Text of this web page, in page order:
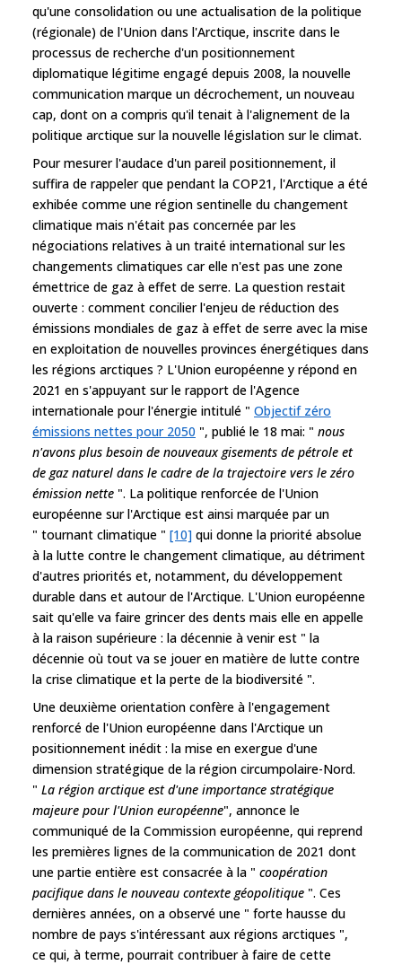
qu'une consolidation ou une actualisation de la politique
(régionale) de l'Union dans l'Arctique, inscrite dans le
processus de recherche d'un positionnement
diplomatique légitime engagé depuis 2008, la nouvelle
communication marque un décrochement, un nouveau
cap, dont on a compris qu'il tenait à l'alignement de la
politique arctique sur la nouvelle législation sur le climat.
Pour mesurer l'audace d'un pareil positionnement, il
suffira de rappeler que pendant la COP21, l'Arctique a été
exhibée comme une région sentinelle du changement
climatique mais n'était pas concernée par les
négociations relatives à un traité international sur les
changements climatiques car elle n'est pas une zone
émettrice de gaz à effet de serre. La question restait
ouverte : comment concilier l'enjeu de réduction des
émissions mondiales de gaz à effet de serre avec la mise
en exploitation de nouvelles provinces énergétiques dans
les régions arctiques ? L'Union européenne y répond en
2021 en s'appuyant sur le rapport de l'Agence
internationale pour l'énergie intitulé " Objectif zéro
émissions nettes pour 2050 ", publié le 18 mai: " nous
n'avons plus besoin de nouveaux gisements de pétrole et
de gaz naturel dans le cadre de la trajectoire vers le zéro
émission nette ". La politique renforcée de l'Union
européenne sur l'Arctique est ainsi marquée par un
" tournant climatique " [10] qui donne la priorité absolue
à la lutte contre le changement climatique, au détriment
d'autres priorités et, notamment, du développement
durable dans et autour de l'Arctique. L'Union européenne
sait qu'elle va faire grincer des dents mais elle en appelle
à la raison supérieure : la décennie à venir est " la
décennie où tout va se jouer en matière de lutte contre
la crise climatique et la perte de la biodiversité ".
Une deuxième orientation confère à l'engagement
renforcé de l'Union européenne dans l'Arctique un
positionnement inédit : la mise en exergue d'une
dimension stratégique de la région circumpolaire-Nord.
" La région arctique est d'une importance stratégique
majeure pour l'Union européenne", annonce le
communiqué de la Commission européenne, qui reprend
les premières lignes de la communication de 2021 dont
une partie entière est consacrée à la " coopération
pacifique dans le nouveau contexte géopolitique ". Ces
dernières années, on a observé une " forte hausse du
nombre de pays s'intéressant aux régions arctiques ",
ce qui, à terme, pourrait contribuer à faire de cette